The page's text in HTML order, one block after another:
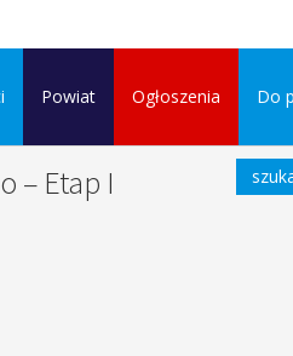
Powiat Ogłoszenia Do
– Etap I